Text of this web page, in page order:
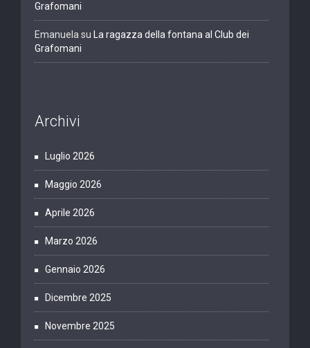
Grafomani
Emanuelasu La ragazza della fontana al Club dei
Grafomani
Archivi
Luglio 2026
Maggio 2026
Aprile 2026
Marzo 2026
Gennaio 2026
Dicembre 2025
Novembre 2025